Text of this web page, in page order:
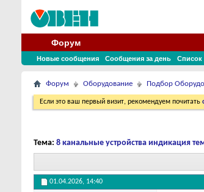
Форум
Новые сообщения Сообщения за день Список
Форум Оборудование Подбор
Если это ваш первый визит, рекомендуем почитать
Тема: 8 канальные устройства индикация
01.04.2026, 14:40